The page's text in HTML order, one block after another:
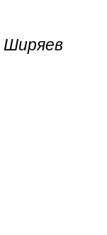
Ширяев